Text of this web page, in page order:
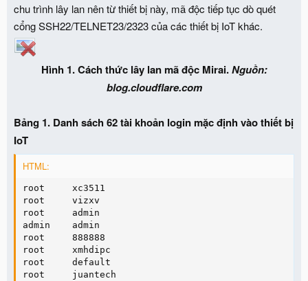
chu trình lây lan nên từ thiết bị này, mã độc tiếp tục dò quét
cổng SSH22/TELNET23/2323 của các thiết bị IoT khác.
Hình 1. Cách thức lây lan mã độc Mirai.Nguồn:
blog.cloudflare.com
Bảng 1. Danh sách 62 tài khoản login mặc định vào thiết bị
IoT
HTML:
root     xc3511
root     vizxv
root     admin
admin    admin
root     888888
root     xmhdipc
root     default
root     juantech